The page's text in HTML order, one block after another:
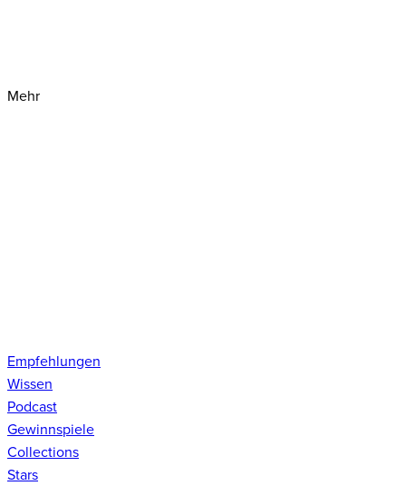
Mehr
Empfehlungen
Wissen
Podcast
Gewinnspiele
Collections
Stars